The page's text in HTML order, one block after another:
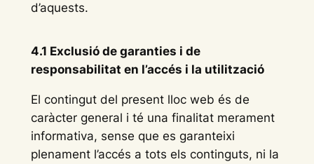
d’aquests.
4.1 Exclusió de garanties i de
responsabilitat en l’accés i la utilització
El contingut del present lloc web és de
caràcter general i té una finalitat merament
informativa, sense que es garanteixi
plenament l’accés a tots els continguts, ni la